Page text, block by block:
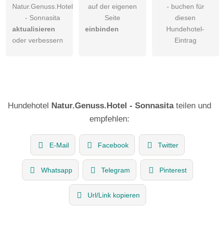
Natur.Genuss.Hotel
- Sonnasita
aktualisieren
oder verbessern
auf der eigenen
Seite
einbinden
- buchen für
diesen
Hundehotel-
Eintrag
Hundehotel Natur.Genuss.Hotel - Sonnasitateilen und
empfehlen:
E-Mail Facebook Twitter
Whatsapp Telegram Pinterest
Url/Link kopieren